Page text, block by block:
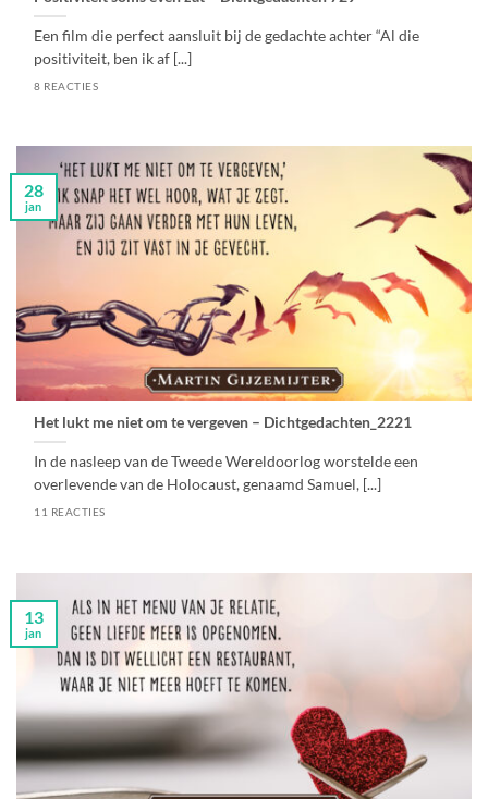
Een film die perfect aansluit bij de gedachte achter “Al die
positiviteit, ben ik af [...]
8 REACTIES
Het lukt me niet om te vergeven – Dichtgedachten_2221
In de nasleep van de Tweede Wereldoorlog worstelde een
overlevende van de Holocaust, genaamd Samuel, [...]
11 REACTIES
28
jan
13
jan